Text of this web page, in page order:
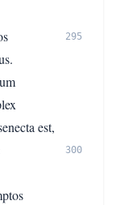
295
est,
300